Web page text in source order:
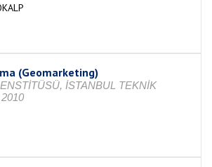
(Geomarketing)
İSTANBUL TEKNİK